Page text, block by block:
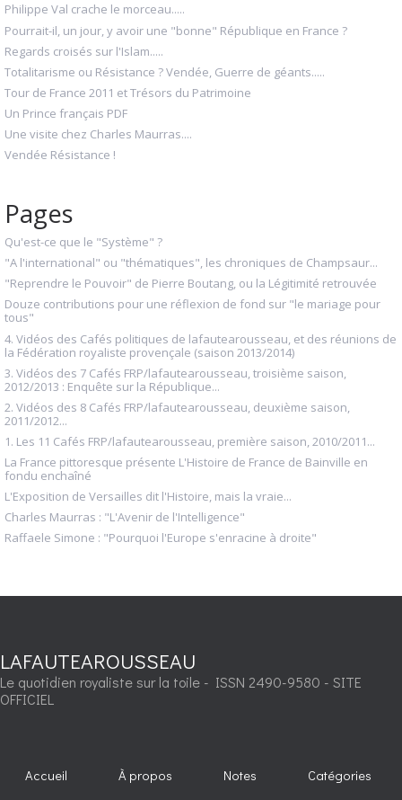
Philippe Val crache le morceau.....
Pourrait-il, un jour, y avoir une "bonne" République en France ?
Regards croisés sur l'Islam.....
Totalitarisme ou Résistance ? Vendée, Guerre de géants.....
Tour de France 2011 et Trésors du Patrimoine
Un Prince français PDF
Une visite chez Charles Maurras....
Vendée Résistance !
Pages
Qu'est-ce que le "Système" ?
"A l'international" ou "thématiques", les chroniques de Champsaur...
"Reprendre le Pouvoir" de Pierre Boutang, ou la Légitimité retrouvée
Douze contributions pour une réflexion de fond sur "le mariage pour
tous"
4. Vidéos des Cafés politiques de lafautearousseau, et des réunions de
la Fédération royaliste provençale (saison 2013/2014)
3. Vidéos des 7 Cafés FRP/lafautearousseau, troisième saison,
2012/2013 : Enquête sur la République...
2. Vidéos des 8 Cafés FRP/lafautearousseau, deuxième saison,
2011/2012...
1. Les 11 Cafés FRP/lafautearousseau, première saison, 2010/2011...
La France pittoresque présente L'Histoire de France de Bainville en
fondu enchaîné
L'Exposition de Versailles dit l'Histoire, mais la vraie...
Charles Maurras : "L'Avenir de l'Intelligence"
Raffaele Simone : "Pourquoi l'Europe s'enracine à droite"
LAFAUTEAROUSSEAU
Le quotidien royaliste sur la toile - ISSN 2490-9580 - SITE
OFFICIEL
Accueil À propos Notes Catégories